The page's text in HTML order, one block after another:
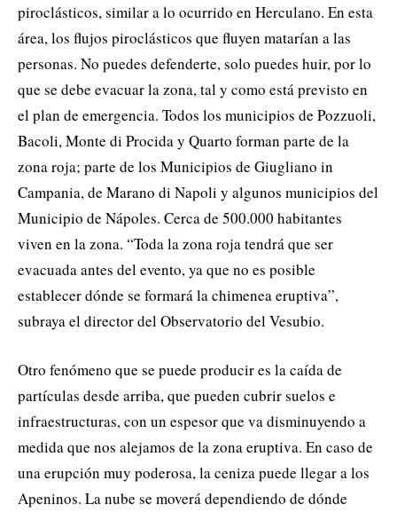
piroclásticos, similar a lo ocurrido en Herculano. En esta
área, los flujos piroclásticos que fluyen matarían a las
personas. No puedes defenderte, solo puedes huir, por lo
que se debe evacuar la zona, tal y como está previsto en
el plan de emergencia. Todos los municipios de Pozzuoli,
Bacoli, Monte di Procida y Quarto forman parte de la
zona roja; parte de los Municipios de Giugliano in
Campania, de Marano di Napoli y algunos municipios del
Municipio de Nápoles. Cerca de 500.000 habitantes
viven en la zona. “Toda la zona roja tendrá que ser
evacuada antes del evento, ya que no es posible
establecer dónde se formará la chimenea eruptiva”,
subraya el director del Observatorio del Vesubio.
Otro fenómeno que se puede producir es la caída de
partículas desde arriba, que pueden cubrir suelos e
infraestructuras, con un espesor que va disminuyendo a
medida que nos alejamos de la zona eruptiva. En caso de
una erupción muy poderosa, la ceniza puede llegar a los
Apeninos. La nube se moverá dependiendo de dónde